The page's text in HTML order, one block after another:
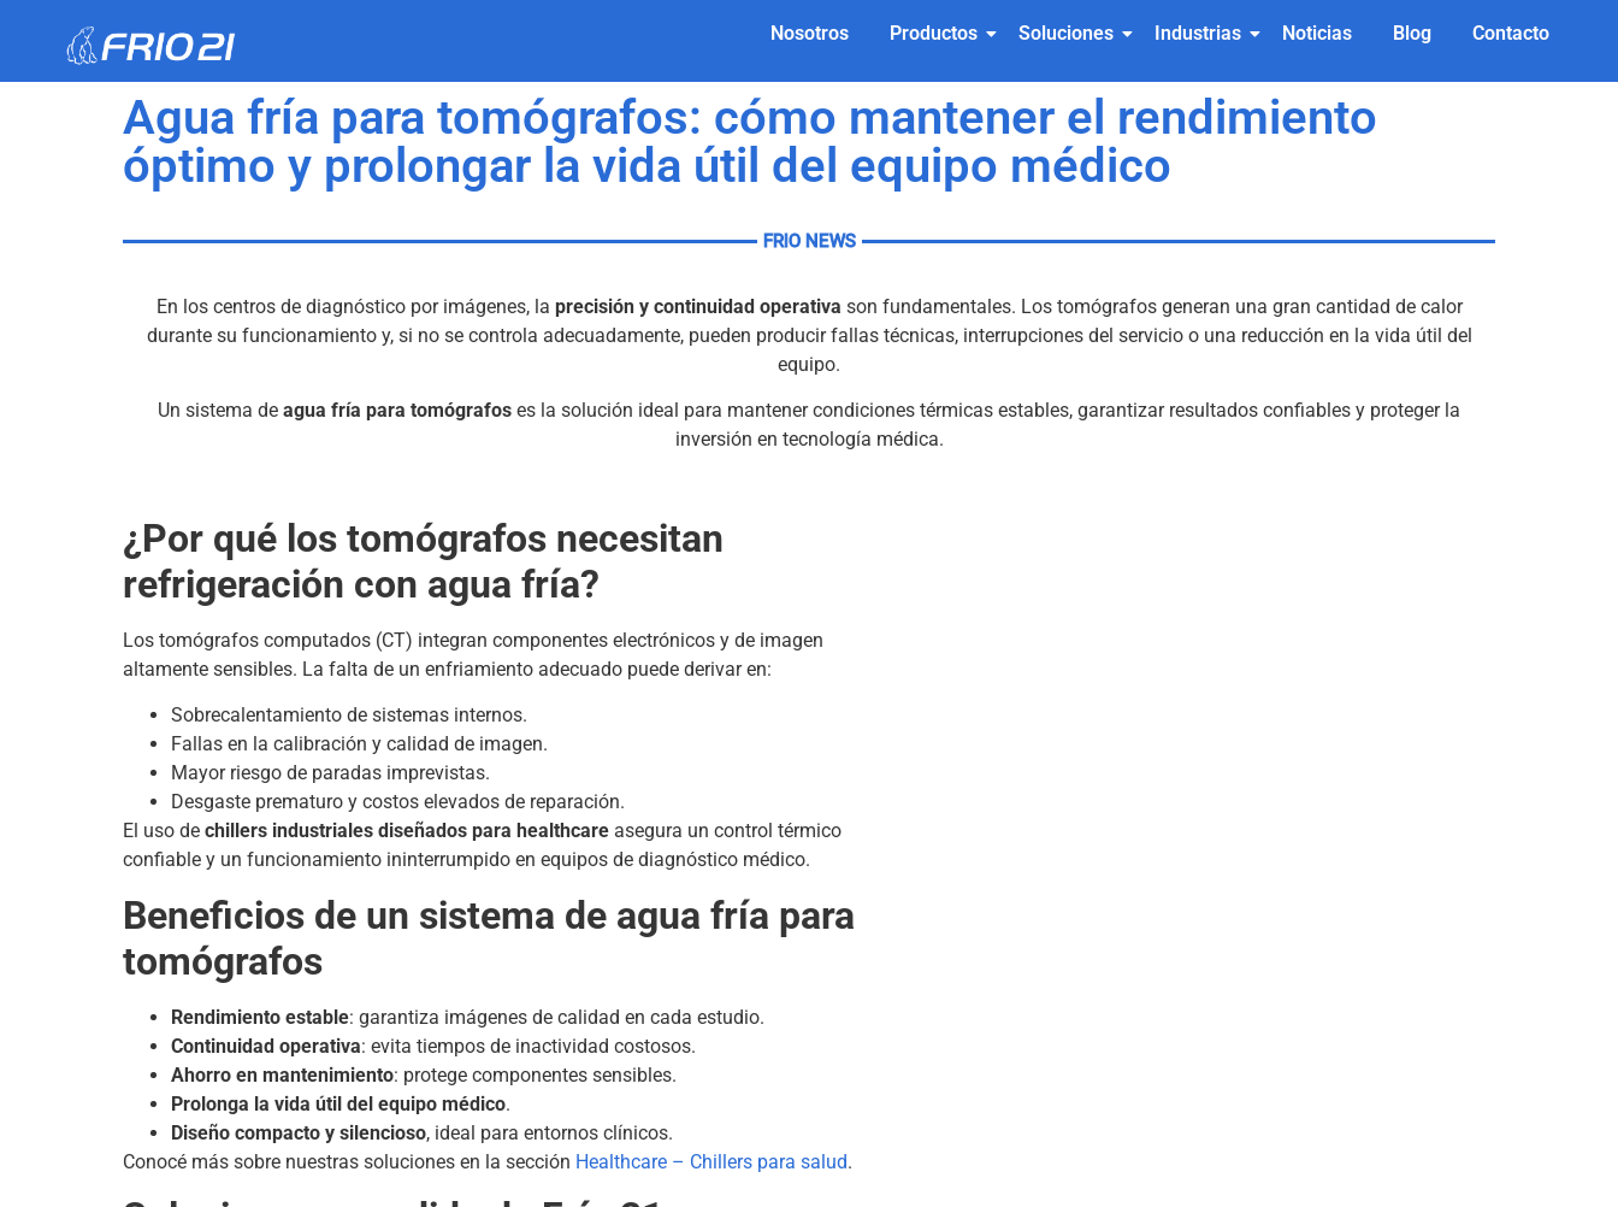
Nosotros Productos Soluciones Industrias Noticias Blog Contacto
Agua fría para tomógrafos: cómo mantener el rendimiento
óptimo y prolongar la vida útil del equipo médico
FRIO NEWS
En los centros de diagnóstico por imágenes, la precisión y continuidad operativa son fundamentales. Los tomógrafos generan una gran cantidad de calor
durante su funcionamiento y, si no se controla adecuadamente, pueden producir fallas técnicas, interrupciones del servicio o una reducción en la vida útil del
equipo.
Un sistema de agua fría para tomógrafos es la solución ideal para mantener condiciones térmicas estables, garantizar resultados confiables y proteger la
inversión en tecnología médica.
¿Por qué los tomógrafos necesitan
refrigeración con agua fría?
Los tomógrafos computados (CT) integran componentes electrónicos y de imagen
altamente sensibles. La falta de un enfriamiento adecuado puede derivar en:
Sobrecalentamiento de sistemas internos.
Fallas en la calibración y calidad de imagen.
Mayor riesgo de paradas imprevistas.
Desgaste prematuro y costos elevados de reparación.
El uso de chillers industriales diseñados para healthcare asegura un control térmico
confiable y un funcionamiento ininterrumpido en equipos de diagnóstico médico.
Beneficios de un sistema de agua fría para
tomógrafos
Rendimiento estable: garantiza imágenes de calidad en cada estudio.
Continuidad operativa: evita tiempos de inactividad costosos.
Ahorro en mantenimiento: protege componentes sensibles.
Prolonga la vida útil del equipo médico.
Diseño compacto y silencioso, ideal para entornos clínicos.
Conocé más sobre nuestras soluciones en la sección Healthcare – Chillers para salud.